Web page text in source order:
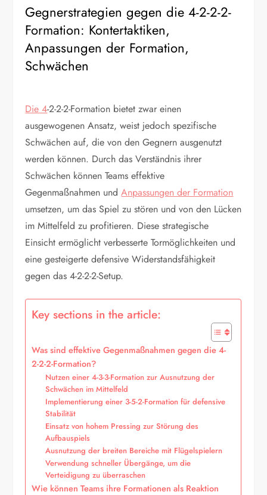
Gegnerstrategien gegen die 4-2-2-2-
Formation: Kontertaktiken,
Anpassungen der Formation,
Schwächen
Die 4-2-2-2-Formation bietet zwar einen
ausgewogenen Ansatz, weist jedoch spezifische
Schwächen auf, die von den Gegnern ausgenutzt
werden können. Durch das Verständnis ihrer
Schwächen können Teams effektive
Gegenmaßnahmen undAnpassungen der Formation
umsetzen, um das Spiel zu stören und von den Lücken
im Mittelfeld zu profitieren. Diese strategische
Einsicht ermöglicht verbesserte Tormöglichkeiten und
eine gesteigerte defensive Widerstandsfähigkeit
gegen das 4-2-2-2-Setup.
Key sections in the article:
Was sind effektive Gegenmaßnahmen gegen die 4-
2-2-2-Formation?
Nutzen einer 4-3-3-Formation zur Ausnutzung der
Schwächen im Mittelfeld
Implementierung einer 3-5-2-Formation für defensive
Stabilität
Einsatz von hohem Pressing zur Störung des
Aufbauspiels
Ausnutzung der breiten Bereiche mit Flügelspielern
Verwendung schneller Übergänge, um die
Verteidigung zu überraschen
Wie können Teams ihre Formationen als Reaktion